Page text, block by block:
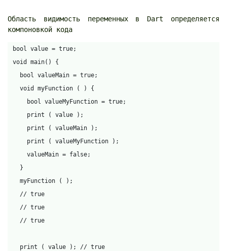
Область видимость переменных в Dart определяется
компоновкой кода
bool value = true;
void main() {
bool valueMain = true;
void myFunction ( ) {
bool valueMyFunction = true;
print ( value );
print ( valueMain );
print ( valueMyFunction );
valueMain = false;
}
myFunction ( );
// true
// true
// true
print ( value ); // true